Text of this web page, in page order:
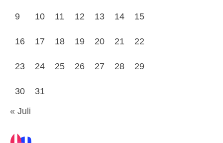
9 10 11 12 13 14 15
16 17 18 19 20 21 22
23 24 25 26 27 28 29
30
31
« Juli